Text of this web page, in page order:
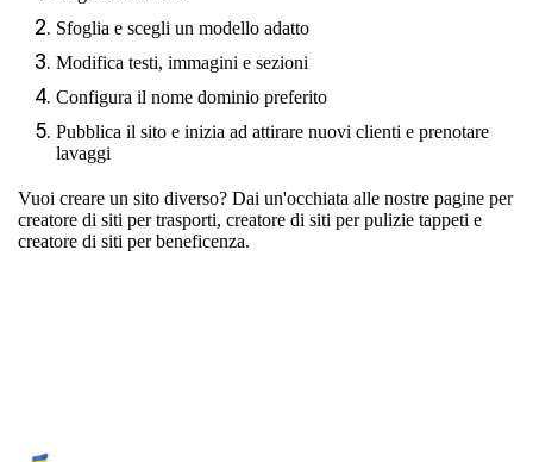
Sfoglia e scegli un modello adatto
Modifica testi, immagini e sezioni
Configura il nome dominio preferito
Pubblica il sito e inizia ad attirare nuovi clienti e prenotare
lavaggi
Vuoi creare un sito diverso? Dai un'occhiata alle nostre pagine per
creatore di siti per trasporti, creatore di siti per pulizie tappeti e
creatore di siti per beneficenza.